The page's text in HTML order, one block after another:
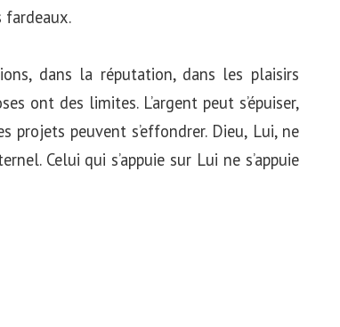
fardeaux.
dans la réputation, dans les plaisirs
ont des limites. L’argent peut s’épuiser,
peuvent s’effondrer. Dieu, Lui, ne
Celui qui s’appuie sur Lui ne s’appuie